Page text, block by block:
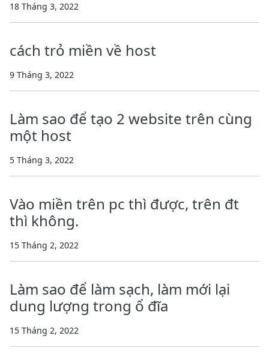
18 Tháng 3, 2022
cách trỏ miền về host
9 Tháng 3, 2022
Làm sao để tạo 2 website trên cùng
một host
5 Tháng 3, 2022
Vào miền trên pc thì được, trên đt
thì không.
15 Tháng 2, 2022
Làm sao để làm sạch, làm mới lại
dung lượng trong ổ đĩa
15 Tháng 2, 2022